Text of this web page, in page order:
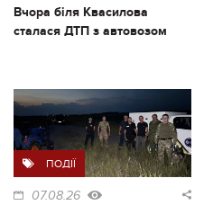
Вчора біля Квасилова
сталася ДТП з автовозом
ПОДІЇ
07.08.26